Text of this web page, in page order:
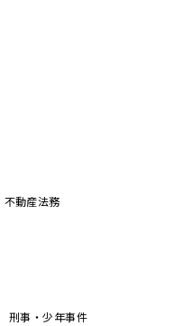
不動産法務
刑事・少年事件